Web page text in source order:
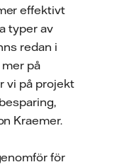
effektivt
typer av
redan i
på
vi på projekt
Kraemer.
för